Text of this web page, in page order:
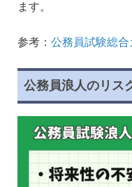
ます。
参考： 公務員試験総合
公務員浪人のリス